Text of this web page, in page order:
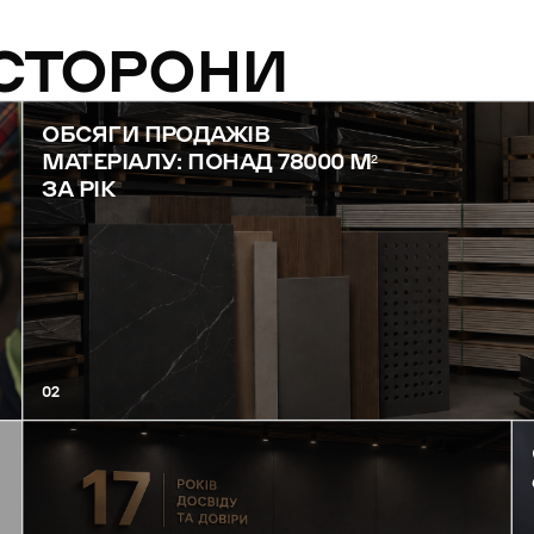
ОБСЯГИ ПРОДАЖІВ
МАТЕРІАЛУ: ПОНАД 78000 М²
ЗА РІК
02